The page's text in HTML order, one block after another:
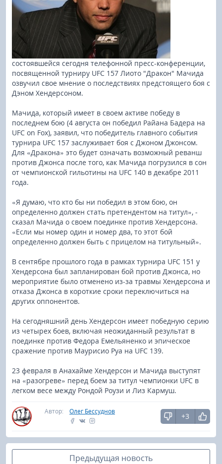
состоявшейся сегодня телефонной пресс-конференции,
посвященной турниру UFC 157 Лиото "Дракон" Мачида
озвучил свое мнение о последствиях предстоящего боя с
Дэном Хендерсоном.
Мачида, который имеет в своем активе победу в
последнем бою (4 августа он победил Райана Бадера на
UFC on Fox), заявил, что победитель главного события
турнира UFC 157 заслуживает боя с Джоном Джонсом.
Для «Дракона» это будет означать возможный реванш
против Джонса после того, как Мачида погрузился в сон
от чемпионской гильотины на UFC 140 в декабре 2011
года.
«Я думаю, что кто бы ни победил в этом бою, он
определенно должен стать претендентом на титул», -
сказал Мачида о своем поединке против Хендерсона.
«Если мы номер один и номер два, то этот бой
определенно должен быть с прицелом на титульный».
В сентябре прошлого года в рамках турнира UFC 151 у
Хендерсона был запланирован бой против Джонса, но
мероприятие было отменено из-за травмы Хендерсона и
отказа Джонса в короткие сроки переключиться на
других оппонентов.
На сегодняшний день Хендерсон имеет победную серию
из четырех боев, включая неожиданный результат в
поединке против Федора Емельяненко и эпическое
сражение против Маурисио Руа на UFC 139.
23 февраля в Анахайме Хендерсон и Мачида выступят
на «разогреве» перед боем за титул чемпионки UFC в
легком весе между Рондой Роузи и Лиз Кармуш.
Автор: Олег Бессуднов
+3
Предыдущая новость